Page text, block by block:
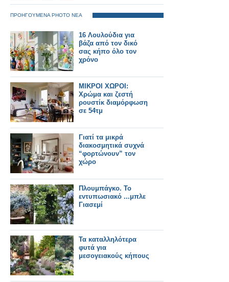
ΠΡΟΗΓΟΥΜΕΝΑ PHOTO ΝΕΑ
16 Λουλούδια για
βάζα από τον δικό
σας κήπο όλο τον
χρόνο
ΜΙΚΡΟΙ ΧΩΡΟΙ:
Χρώμα και ζεστή
ρουστίκ διαμόρφωση
σε 54τμ
Γιατί τα μικρά
διακοσμητικά συχνά
“φορτώνουν” τον
χώρο
Πλουμπάγκο. Το
εντυπωσιακό ...μπλε
Γιασεμί
Τα καταλληλότερα
φυτά για
μεσογειακούς κήπους